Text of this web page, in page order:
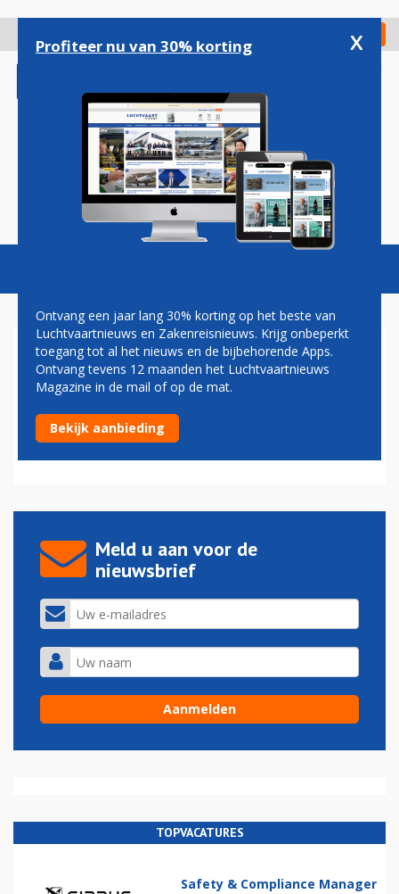
gaan
Check in
Magazine Podcasts Vacatures
NEUS
Boeing mag weer 787's afleveren
11-03-2023 - 09:13
Meld u aan voor de
nieuwsbrief
TOPVACATURES
Safety & Compliance Manager
Profiteer nu van 30% korting x
Ontvang een jaar lang 30% korting op het beste van
Luchtvaartnieuws en Zakenreisnieuws. Krijg onbeperkt
toegang tot al het nieuws en de bijbehorende Apps.
Ontvang tevens 12 maanden het Luchtvaartnieuws
Magazine in de mail of op de mat.
Bekijk aanbieding